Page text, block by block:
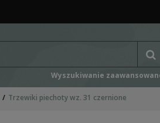
Wyszukiwanie
Trzewiki piechoty wz. 31 czernione